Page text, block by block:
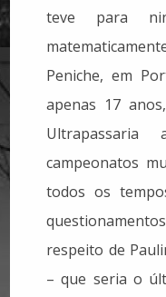
teve para
Peniche, em
apenas 17
campeonatos
todos os
respeito de
– que seria o